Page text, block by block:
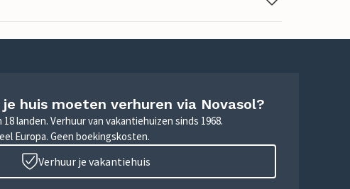
huis moeten verhuren via Novasol?
landen. Verhuur van vakantiehuizen sinds 1968.
Europa. Geen boekingskosten.
Verhuur je vakantiehuis